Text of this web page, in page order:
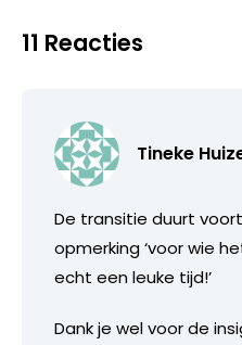
11 Reacties
Tineke
De transitie duurt
opmerking ‘voor wie
echt een leuke tijd!’
Dank je wel voor de